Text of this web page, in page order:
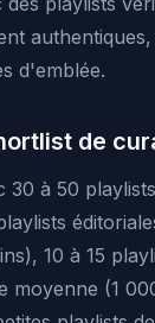
d'emblée.
de
30 à 50
10 à 15
moyenne (1